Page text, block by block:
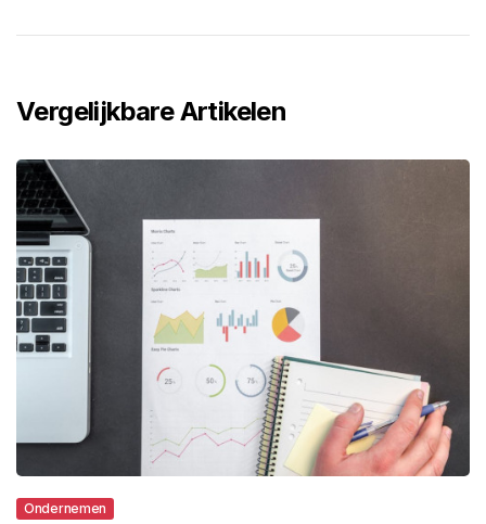
Vergelijkbare Artikelen
Ondernemen